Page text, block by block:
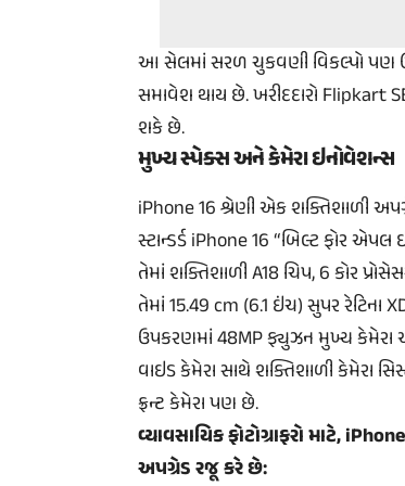
આ સેલમાં સરળ ચુકવણી વિકલ્પો પણ
સમાવેશ થાય છે. ખરીદદારો Flipkart
શકે છે.
મુખ્ય સ્પેક્સ અને કેમેરા ઇનોવેશન્સ
iPhone 16 શ્રેણી એક શક્તિશાળી
સ્ટાન્ડર્ડ iPhone 16 “બિલ્ટ ફોર
તેમાં શક્તિશાળી A18 ચિપ, 6 કોર
તેમાં 15.49 cm (6.1 ઇંચ) સુપર રેટિના
ઉપકરણમાં 48MP ફ્યુઝન મુખ્ય કેમેરા
વાઇડ કેમેરા સાથે શક્તિશાળી કેમેરા
ફ્રન્ટ કેમેરા પણ છે.
વ્યાવસાયિક ફોટોગ્રાફરો માટે,
અપગ્રેડ રજૂ કરે છે: